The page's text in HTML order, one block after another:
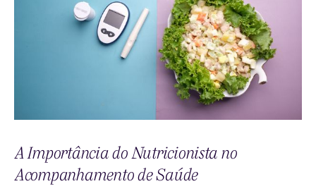
A Importância do Nutricionista no
Acompanhamento de Saúde